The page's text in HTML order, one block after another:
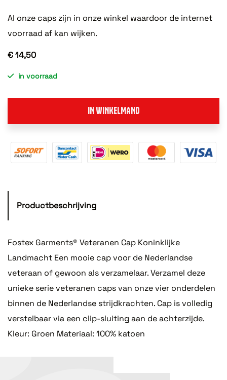
Al onze caps zijn in onze winkel waardoor de internet
voorraad af kan wijken.
€ 14,50
in voorraad
IN WINKELMAND
Productbeschrijving
Fostex Garments® Veteranen Cap Koninklijke
Landmacht Een mooie cap voor de Nederlandse
veteraan of gewoon als verzamelaar. Verzamel deze
unieke serie veteranen caps van onze vier onderdelen
binnen de Nederlandse strijdkrachten. Cap is volledig
verstelbaar via een clip-sluiting aan de achterzijde.
Kleur: Groen Materiaal: 100% katoen